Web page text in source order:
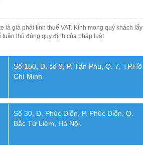
là giá phải tính thuế VAT. Kính mong quý khách lấy
thủ đúng quy định của pháp luật
Số 150, Đ. số 9, P. Tân Phú, Q. 7, TP.Hồ
Chí Minh
Số 30, Đ. Phúc Diễn, P. Phúc Diễn, Q.
Bắc Từ Liêm, Hà Nội.